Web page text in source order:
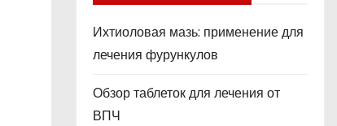
Ихтиоловая мазь: применение для
лечения фурункулов
Обзор таблеток для лечения от
ВПЧ